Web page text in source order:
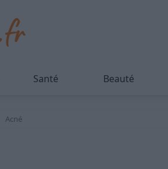
Santé Beauté
Acné